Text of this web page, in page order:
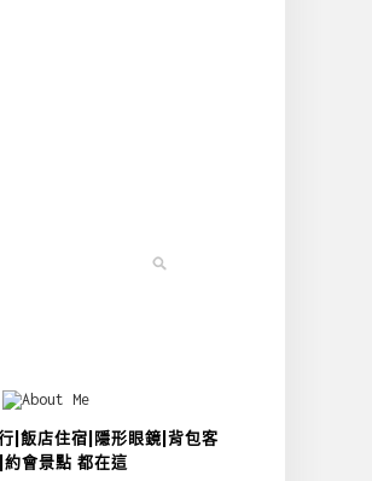
|飯店住宿|隱形眼鏡|背包客
會景點 都在這